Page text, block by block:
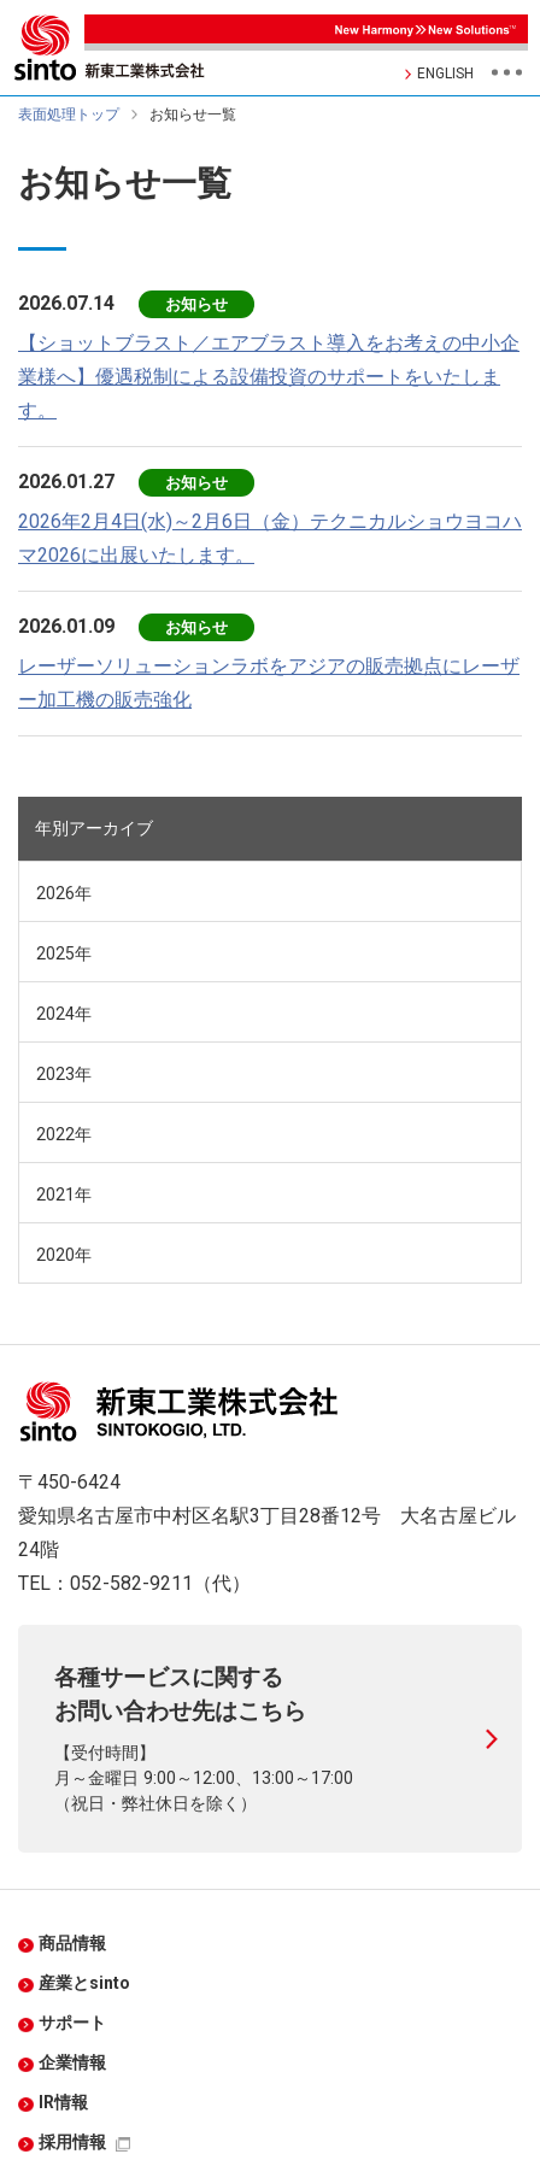
ENGLISH
表面処理トップ お知らせ一覧
お知らせ一覧
2026.07.14 お知らせ
【ショットブラスト／エアブラスト導入をお考えの中小企
業様へ】優遇税制による設備投資のサポートをいたしま
す。
2026.01.27 お知らせ
2026年2月4日(水)～2月6日（金）テクニカルショウヨコハ
マ2026に出展いたします。
2026.01.09 お知らせ
レーザーソリューションラボをアジアの販売拠点にレーザ
ー加工機の販売強化
年別アーカイブ
2026年
2025年
2024年
2023年
2022年
2021年
2020年
〒450-6424
愛知県名古屋市中村区名駅3丁目28番12号 大名古屋ビル
24階
TEL：052-582-9211（代）
各種サービスに関する
お問い合わせ先はこちら
【受付時間】
月～金曜日 9:00～12:00、13:00～17:00
（祝日・弊社休日を除く）
商品情報
産業とsinto
サポート
企業情報
IR情報
採用情報